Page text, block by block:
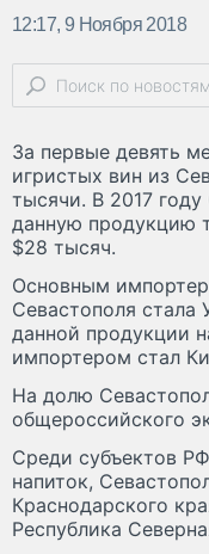
12:17, 9 Ноября 2018
За первые девять
игристых вин из
тысячи. В 2017
данную продукцию
$28 тысяч.
Основным
Севастополя стала
данной продукции
импортером стал
На долю
общероссийского
Среди субъектов
напиток,
Краснодарского
Республика